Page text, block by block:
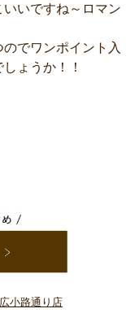
いですね～ロマン
でワンポイント入
ょうか！！
小路通り店